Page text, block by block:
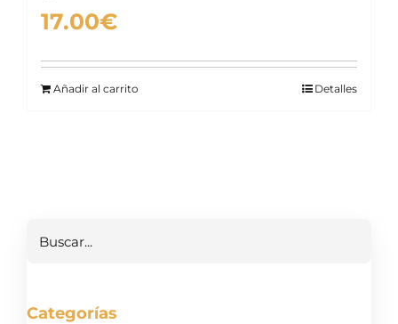
17.00€
Añadir al carrito Detalles
Categorías